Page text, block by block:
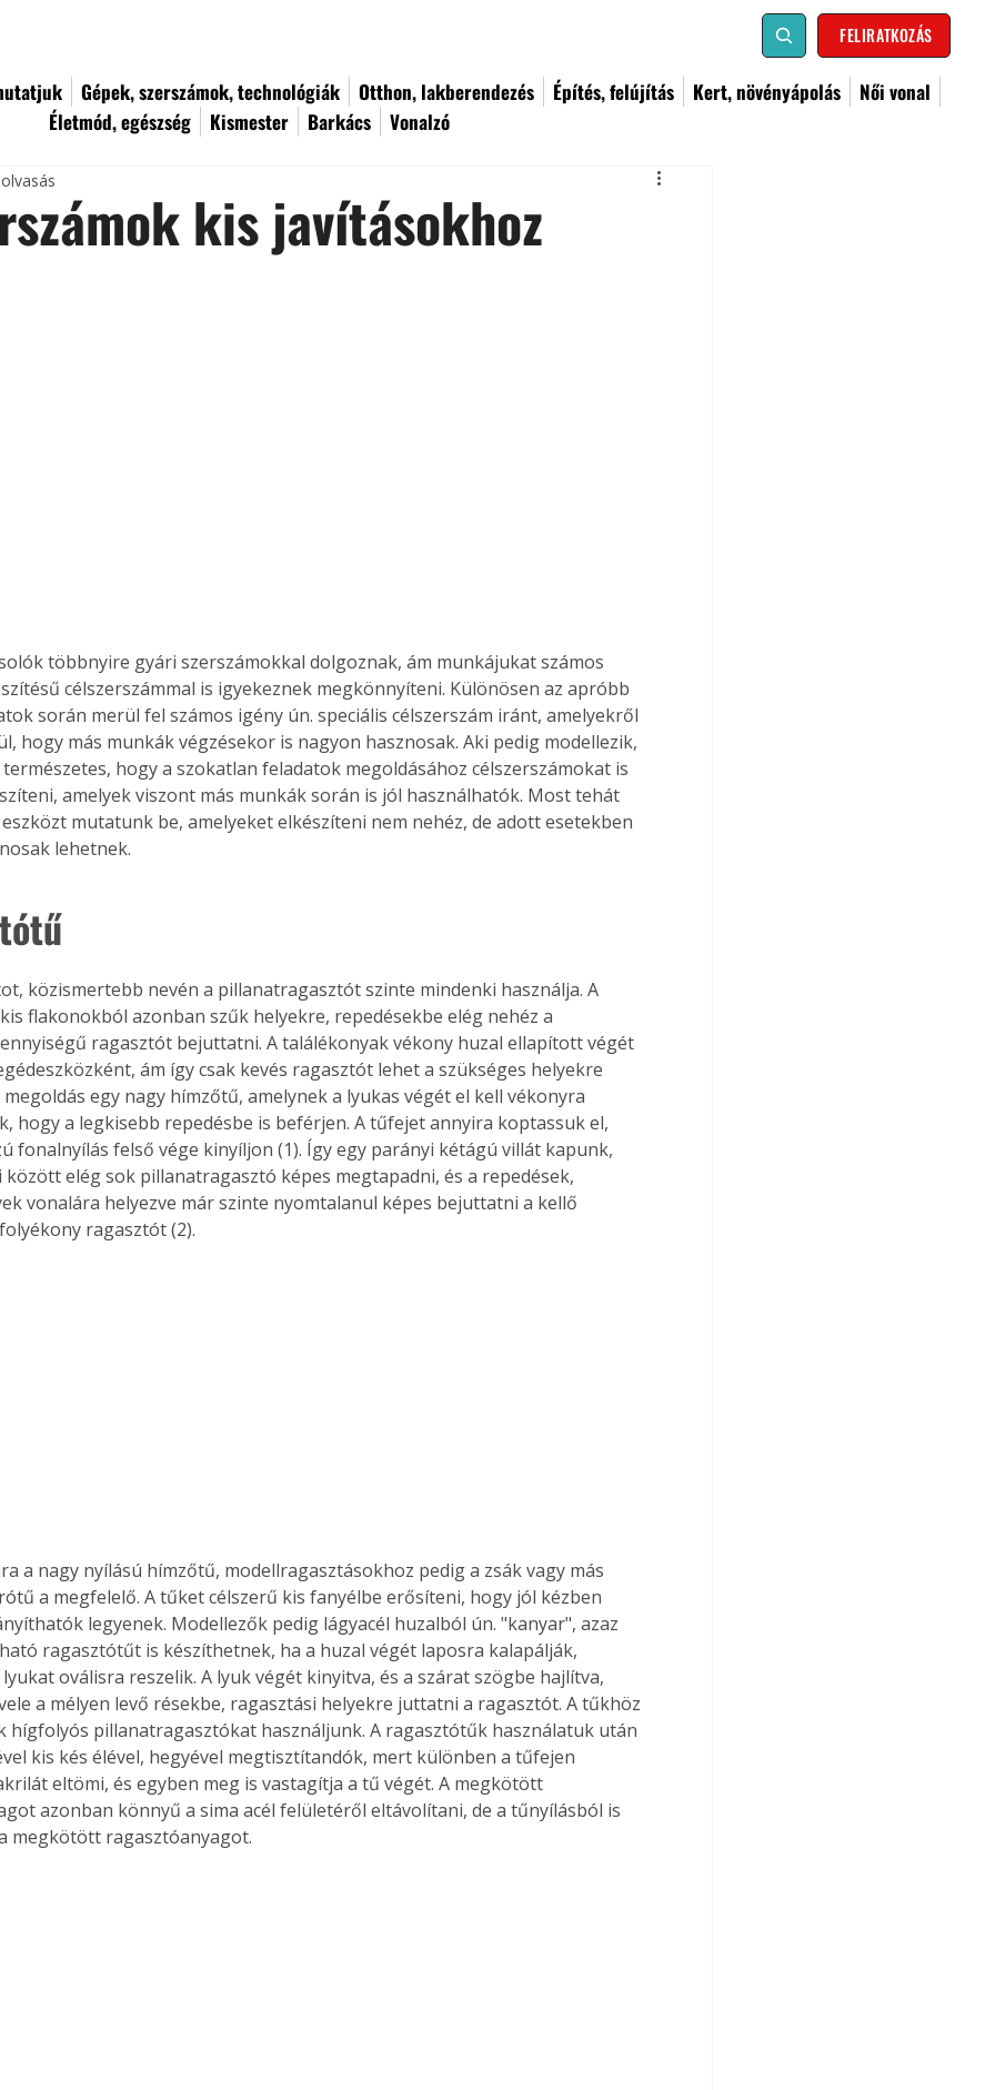
FELIRATKOZÁS
Gépek, szerszámok, technológiák Otthon, lakberendezés Építés, felújítás Kert, növényápolás
Női vonal
Életmód, egészség
Kismester Barkács Vonalzó
kis javításokhoz
többnyire gyári szerszámokkal dolgoznak, ám munkájukat számos
célszerszámmal is igyekeznek megkönnyíteni. Különösen az apróbb
során merül fel számos igény ún. speciális célszerszám iránt, amelyekről
hogy más munkák végzésekor is nagyon hasznosak. Aki pedig modellezik,
hogy a szokatlan feladatok megoldásához célszerszámokat is
amelyek viszont más munkák során is jól használhatók. Most tehát
mutatunk be, amelyeket elkészíteni nem nehéz, de adott esetekben
lehetnek.
közismertebb nevén a pillanatragasztót szinte mindenki használja. A
flakonokból azonban szűk helyekre, repedésekbe elég nehéz a
ragasztót bejuttatni. A találékonyak vékony huzal ellapított végét
ám így csak kevés ragasztót lehet a szükséges helyekre
egy nagy hímzőtű, amelynek a lyukas végét el kell vékonyra
hogy a legkisebb repedésbe is beférjen. A tűfejet annyira koptassuk el,
fonalnyílás felső vége kinyíljon (1). Így egy parányi kétágú villát kapunk,
között elég sok pillanatragasztó képes megtapadni, és a repedések,
vonalára helyezve már szinte nyomtalanul képes bejuttatni a kellő
ragasztót (2).
a megfelelő. A tűket célszerű kis fanyélbe erősíteni, hogy jól kézben
legyenek. Modellezők pedig lágyacél huzalból ún. "kanyar", azaz
ragasztótűt is készíthetnek, ha a huzal végét laposra kalapálják,
oválisra reszelik. A lyuk végét kinyitva, és a szárat szögbe hajlítva,
a mélyen levő résekbe, ragasztási helyekre juttatni a ragasztót. A tűkhöz
hígfolyós pillanatragasztókat használjunk. A ragasztótűk használatuk után
kis kés élével, hegyével megtisztítandók, mert különben a tűfejen
eltömi, és egyben meg is vastagítja a tű végét. A megkötött
azonban könnyű a sima acél felületéről eltávolítani, de a tűnyílásból is
megkötött ragasztóanyagot.